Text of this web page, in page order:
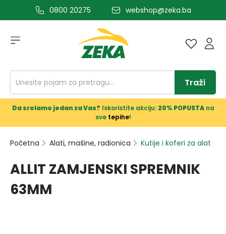
glavni sadržaj0800 20275 webshop@zeka.ba
Traži
Da srolamo jedan za Vas? Iskoristite akciju: 20% POPUSTAna
sve tepihe!
Početna Alati, mašine, radionica Kutije i koferi za alat
ALLIT ZAMJENSKI SPREMNIK
63MM